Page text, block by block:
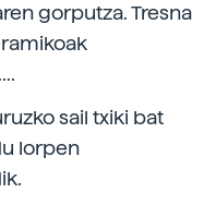
gorputza. Tresna
sail txiki bat
lorpen